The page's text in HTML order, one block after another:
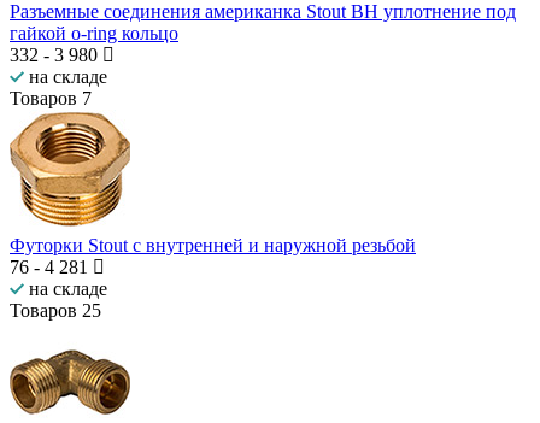
Разъемные соединения американка Stout ВН уплотнение под
гайкой o-ring кольцо
332 - 3 980
на складе
Товаров 7
Футорки Stout с внутренней и наружной резьбой
76 - 4 281
на складе
Товаров 25